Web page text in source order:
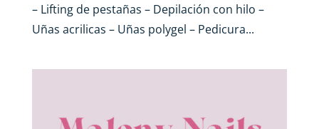
– Lifting de pestañas – Depilación con hilo –
Uñas acrilicas – Uñas polygel – Pedicura...